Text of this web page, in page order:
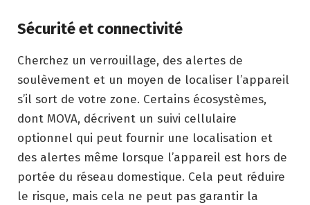
Sécurité et connectivité
Cherchez un verrouillage, des alertes de
soulèvement et un moyen de localiser l’appareil
s’il sort de votre zone. Certains écosystèmes,
dont MOVA, décrivent un suivi cellulaire
optionnel qui peut fournir une localisation et
des alertes même lorsque l’appareil est hors de
portée du réseau domestique. Cela peut réduire
le risque, mais cela ne peut pas garantir la